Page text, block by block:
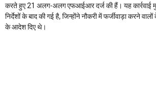
करते हुए 21 अलग-अलग एफआईआर दर्ज की हैं। यह कार्रवाई
निर्देशों के बाद की गई है, जिन्होंने नौकरी में फर्जीवाड़ा करने
के आदेश दिए थे।